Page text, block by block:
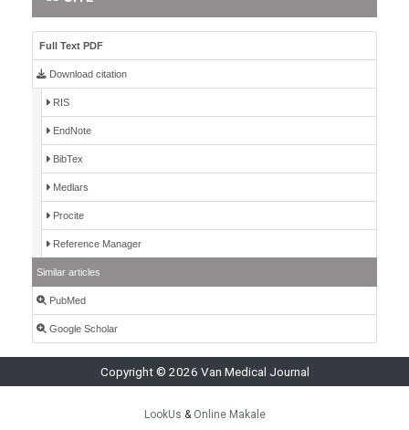
Full Text PDF
Download citation
RIS
EndNote
BibTex
Medlars
Procite
Reference Manager
Similar articles
PubMed
Google Scholar
Copyright © 2026 Van Medical Journal
LookUs & Online Makale